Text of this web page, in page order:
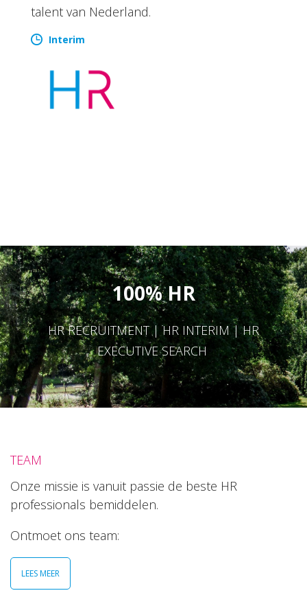
talent van Nederland.
Interim
100% HR
HR RECRUITMENT | HR INTERIM | HR
EXECUTIVE SEARCH
TEAM
Onze missie is vanuit passie de beste HR
professionals bemiddelen.
Ontmoet ons team:
LEES MEER